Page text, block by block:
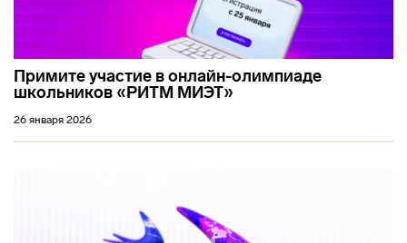
Примите участие в онлайн-олимпиаде
школьников «РИТМ МИЭТ»
26 января 2026